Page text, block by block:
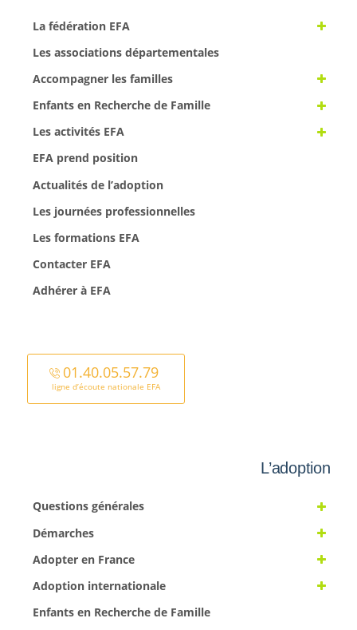
La fédération EFA
Les associations départementales
Accompagner les familles
Enfants en Recherche de Famille
Les activités EFA
EFA prend position
Actualités de l’adoption
Les journées professionnelles
Les formations EFA
Contacter EFA
Adhérer à EFA
01.40.05.57.79
ligne d’écoute nationale EFA
L’adoption
Questions générales
Démarches
Adopter en France
Adoption internationale
Enfants en Recherche de Famille